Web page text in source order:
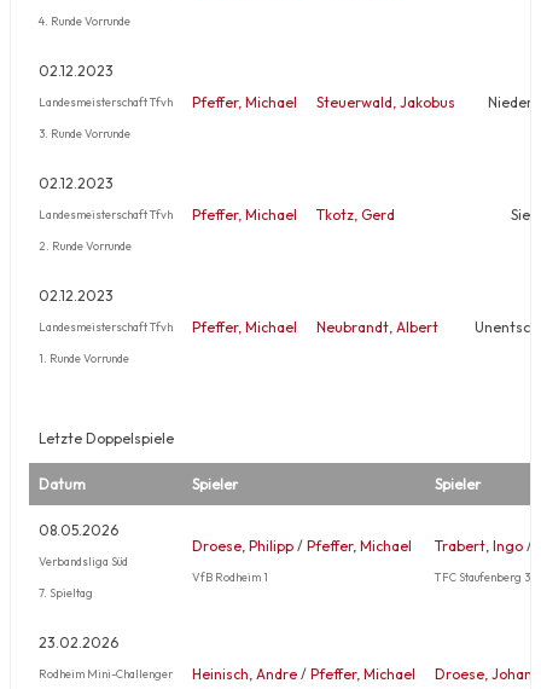
4. Runde Vorrunde
02.12.2023
Landesmeisterschaft Tfvh
3. Runde Vorrunde
Pfeffer, Michael Steuerwald, Jakobus
02.12.2023
Landesmeisterschaft Tfvh
2. Runde Vorrunde
Pfeffer, Michael Tkotz, Gerd Sieg
02.12.2023
Landesmeisterschaft Tfvh
1. Runde Vorrunde
Pfeffer, Michael Neubrandt, Albert
Letzte Doppelspiele
Datum Spieler Spieler
08.05.2026
Verbandsliga Süd
7. Spieltag
Droese, Philipp / Pfeffer, Michael
VfB Rodheim 1
Trabert, Ingo /
TFC Staufenberg 3
23.02.2026
Rodheim Mini-Challenger Heinisch, Andre / Pfeffer, Michael Droese,